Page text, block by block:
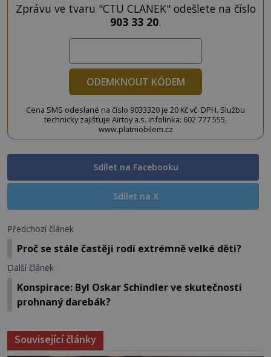
Zprávu ve tvaru "CTU CLANEK" odešlete na číslo
903 33 20.
ODEMKNOUT KÓDEM
Cena SMS odeslané na číslo 9033320 je 20 Kč vč. DPH. Službu
technicky zajišťuje Airtoy a.s. Infolinka: 602 777 555,
www.platmobilem.cz
Sdílet na Facebooku
Sdílet na X
Předchozí článek
Proč se stále častěji rodí extrémně velké děti?
Další článek
Konspirace: Byl Oskar Schindler ve skutečnosti
prohnaný darebák?
Související články